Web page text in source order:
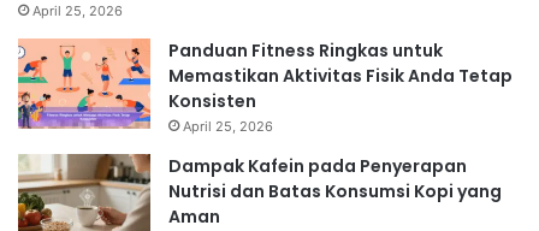
April 25, 2026
Panduan Fitness Ringkas untuk
Memastikan Aktivitas Fisik Anda Tetap
Konsisten
April 25, 2026
Dampak Kafein pada Penyerapan
Nutrisi dan Batas Konsumsi Kopi yang
Aman